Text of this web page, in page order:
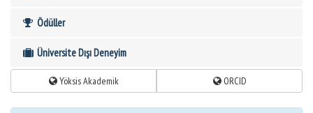
Ödüller
Üniversite Dışı Deneyim
Yöksis Akademik ORCID